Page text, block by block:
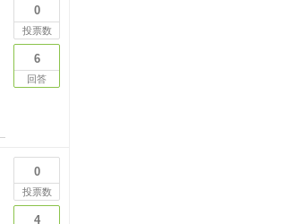
0
投票数
6
回答
0
投票数
4